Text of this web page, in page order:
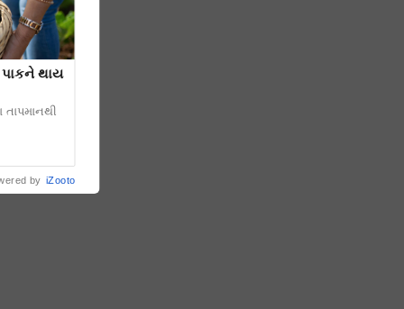
પાકને થાય
by iZooto